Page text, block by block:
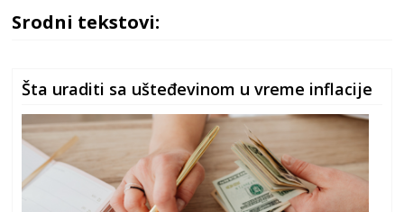
Srodni tekstovi:
Šta uraditi sa ušteđevinom u vreme inflacije